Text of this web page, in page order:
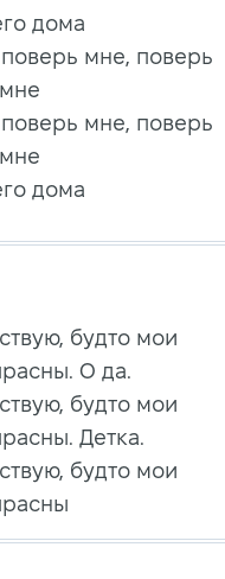
дома
мне, поверь
мне, поверь
дома
будто мои
О да.
будто мои
Детка.
будто мои